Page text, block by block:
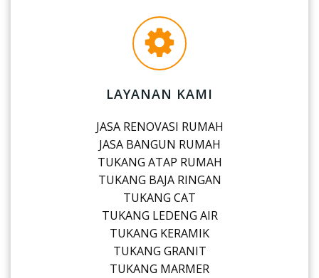
LAYANAN KAMI
JASA RENOVASI RUMAH
JASA BANGUN RUMAH
TUKANG ATAP RUMAH
TUKANG BAJA RINGAN
TUKANG CAT
TUKANG LEDENG AIR
TUKANG KERAMIK
TUKANG GRANIT
TUKANG MARMER